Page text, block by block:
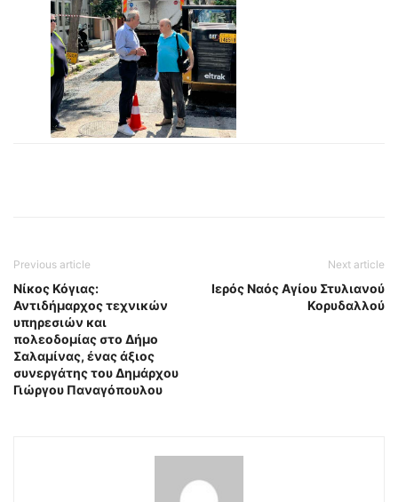
Previous article
Νίκος Κόγιας:
Αντιδήμαρχος τεχνικών
υπηρεσιών και
πολεοδομίας στο Δήμο
Σαλαμίνας, ένας άξιος
συνεργάτης του Δημάρχου
Γιώργου Παναγόπουλου
Next article
Ιερός Ναός Αγίου Στυλιανού
Κορυδαλλού